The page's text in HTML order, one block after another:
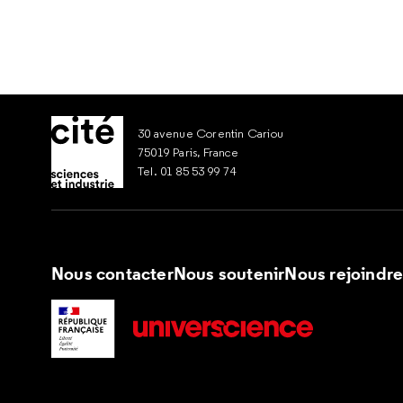
30 avenue Corentin Cariou
75019 Paris, France
Tel. 01 85 53 99 74
Nous contacterNous soutenirNous rejoindre